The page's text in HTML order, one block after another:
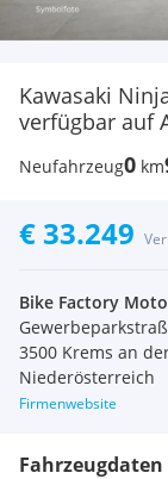
Kawasaki
verfügbar auf
Neufahrzeug0 km
€ 33.249
Bike Factory
3500 Krems an
Niederösterreich
Firmenwebsite
Fahrzeugdaten